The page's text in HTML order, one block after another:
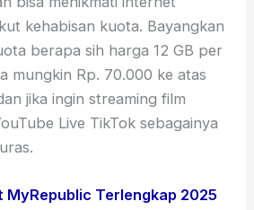
kehabisan kuota. Bayangkan
berapa sih harga 12 GB per
mungkin Rp. 70.000 ke atas
jika ingin streaming film
Live TikTok sebagainya
MyRepublic Terlengkap 2025